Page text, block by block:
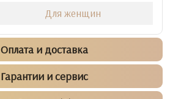
Для женщин
Оплата и доставка
Гарантии и сервис